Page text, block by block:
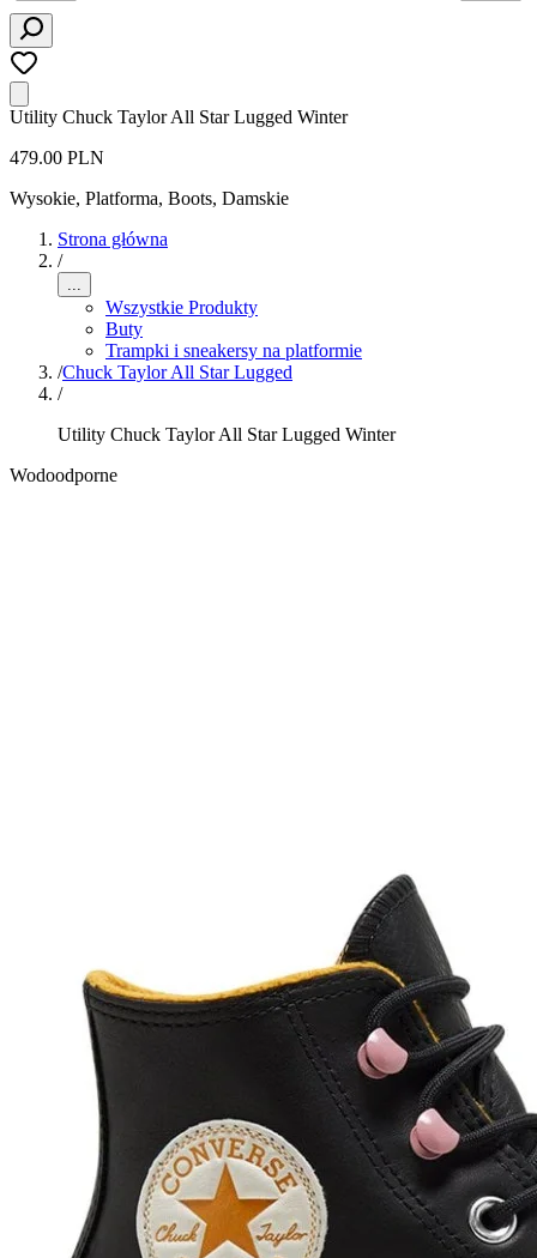
Utility Chuck Taylor All Star Lugged Winter
479.00 PLN
Wysokie, Platforma, Boots, Damskie
Strona główna
/
...
Wszystkie Produkty
Buty
Trampki i sneakersy na platformie
/Chuck Taylor All Star Lugged
/
Utility Chuck Taylor All Star Lugged Winter
Wodoodporne